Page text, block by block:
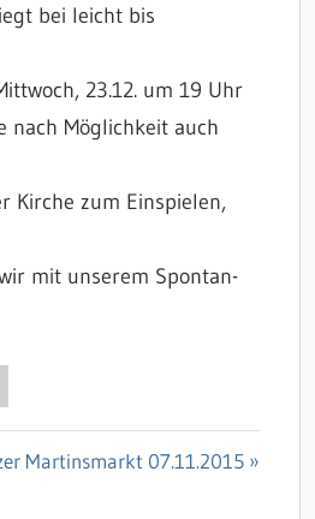
bei leicht bis
23.12. um 19 Uhr
nach Möglichkeit auch
Kirche zum Einspielen,
mit unserem Spontan-
Martinsmarkt 07.11.2015